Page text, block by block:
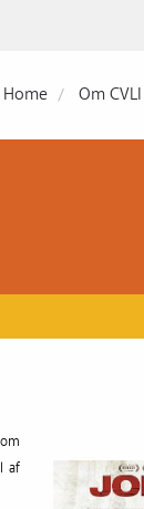
Home Om CVLI
af